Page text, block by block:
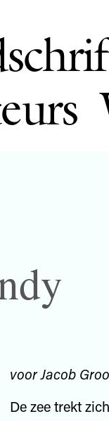
voor Jacob
De zee trekt